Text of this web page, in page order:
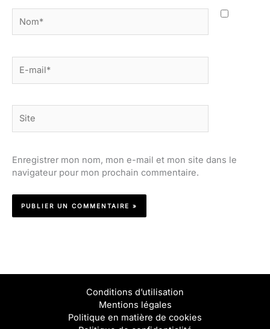
mail*
Enregistrer mon nom, mon e-mail et mon site dans le
navigateur pour mon prochain commentaire.
Conditions d’utilisation
Mentions légales
Politique en matière de cookies